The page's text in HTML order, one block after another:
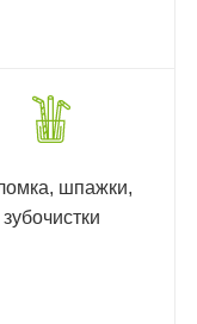
шпажки,
зубочистки